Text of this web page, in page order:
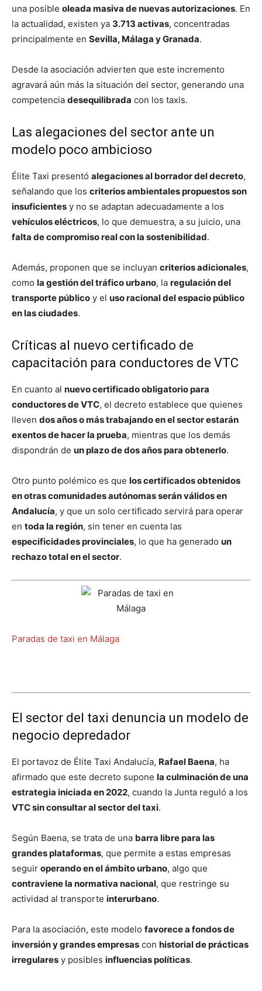
una posible oleada masiva de nuevas autorizaciones. En
la actualidad, existen ya 3.713 activas, concentradas
principalmente en Sevilla, Málaga y Granada.
Desde la asociación advierten que este incremento
agravará aún más la situación del sector, generando una
competencia desequilibrada con los taxis.
Las alegaciones del sector ante un
modelo poco ambicioso
Élite Taxi presentó alegaciones al borrador del decreto,
señalando que los criterios ambientales propuestos son
insuficientes y no se adaptan adecuadamente a los
vehículos eléctricos, lo que demuestra, a su juicio, una
falta de compromiso real con la sostenibilidad.
Además, proponen que se incluyan criterios adicionales,
como la gestión del tráfico urbano, la regulación del
transporte público y el uso racional del espacio público
en las ciudades.
Críticas al nuevo certificado de
capacitación para conductores de VTC
En cuanto al nuevo certificado obligatorio para
conductores de VTC, el decreto establece que quienes
lleven dos años o más trabajando en el sector estarán
exentos de hacer la prueba, mientras que los demás
dispondrán de un plazo de dos años para obtenerlo.
Otro punto polémico es que los certificados obtenidos
en otras comunidades autónomas serán válidos en
Andalucía, y que un solo certificado servirá para operar
en toda la región, sin tener en cuenta las
especificidades provinciales, lo que ha generado un
rechazo total en el sector.
Paradas de taxi en Málaga
El sector del taxi denuncia un modelo de
negocio depredador
El portavoz de Élite Taxi Andalucía, Rafael Baena, ha
afirmado que este decreto supone la culminación de una
estrategia iniciada en 2022, cuando la Junta reguló a los
VTC sin consultar al sector del taxi.
Según Baena, se trata de una barra libre para las
grandes plataformas, que permite a estas empresas
seguir operando en el ámbito urbano, algo que
contraviene la normativa nacional, que restringe su
actividad al transporte interurbano.
Para la asociación, este modelo favorece a fondos de
inversión y grandes empresas con historial de prácticas
irregulares y posibles influencias políticas.